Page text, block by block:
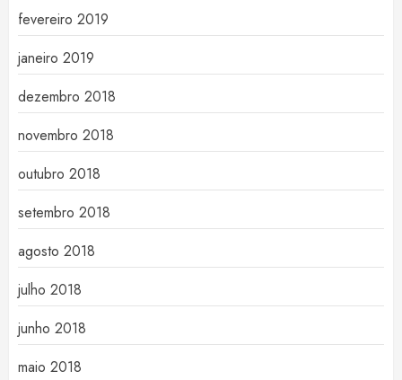
fevereiro 2019
janeiro 2019
dezembro 2018
novembro 2018
outubro 2018
setembro 2018
agosto 2018
julho 2018
junho 2018
maio 2018